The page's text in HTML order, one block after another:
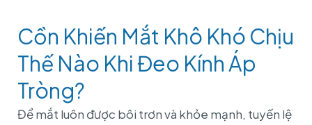
Cồn Khiến Mắt Khô Khó Chịu
Thế Nào Khi Đeo Kính Áp
Tròng?
Để mắt luôn được bôi trơn và khỏe mạnh, tuyến lệ